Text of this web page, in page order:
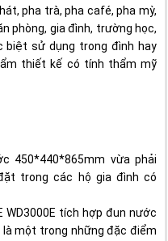
pha trà, pha café, pha mỳ,
phòng, gia đình, trường học,
biệt sử dụng trong đình hay
thiết kế có tính thẩm mỹ
450*440*865mm vừa phải
trong các hộ gia đình có
WD3000E tích hợp đun nước
một trong những đặc điểm